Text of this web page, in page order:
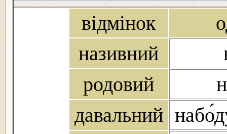
відмінок
називний
родовий
давальний